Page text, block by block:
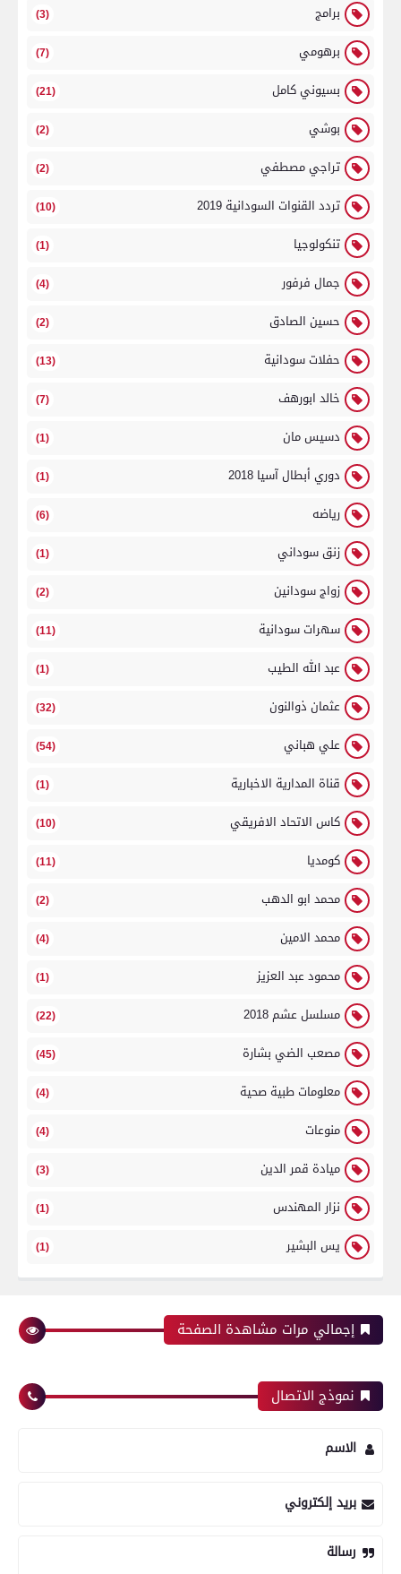
برامج (3)
برهومي (7)
بسيوني كامل (21)
بوشي (2)
تراجي مصطفي (2)
تردد القنوات السودانية 2019 (10)
تنكولوجيا (1)
جمال فرفور (4)
حسين الصادق (2)
حفلات سودانية (13)
خالد ابورهف (7)
دسيس مان (1)
دوري أبطال آسيا 2018 (1)
رياضه (6)
زنق سوداني (1)
زواج سودانين (2)
سهرات سودانية (11)
عبد الله الطيب (1)
عثمان ذوالنون (32)
علي هباني (54)
قناة المدارية الاخبارية (1)
كاس الاتحاد الافريقي (10)
كومديا (11)
محمد ابو الدهب (2)
محمد الامين (4)
محمود عبد العزيز (1)
مسلسل عشم 2018 (22)
مصعب الضي بشارة (45)
معلومات طبية صحية (4)
منوعات (4)
ميادة قمر الدين (3)
نزار المهندس (1)
يس البشير (1)
إجمالي مرات مشاهدة الصفحة
نموذج الاتصال
الاسم
بريد إلكتروني
رسالة